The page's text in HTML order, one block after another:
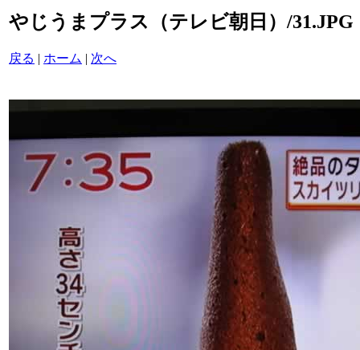
やじうまプラス（テレビ朝日）/31.JPG
戻る | ホーム | 次へ